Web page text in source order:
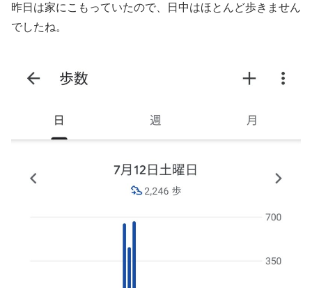
昨日は家にこもっていたので、日中はほとんど歩きません
でしたね。